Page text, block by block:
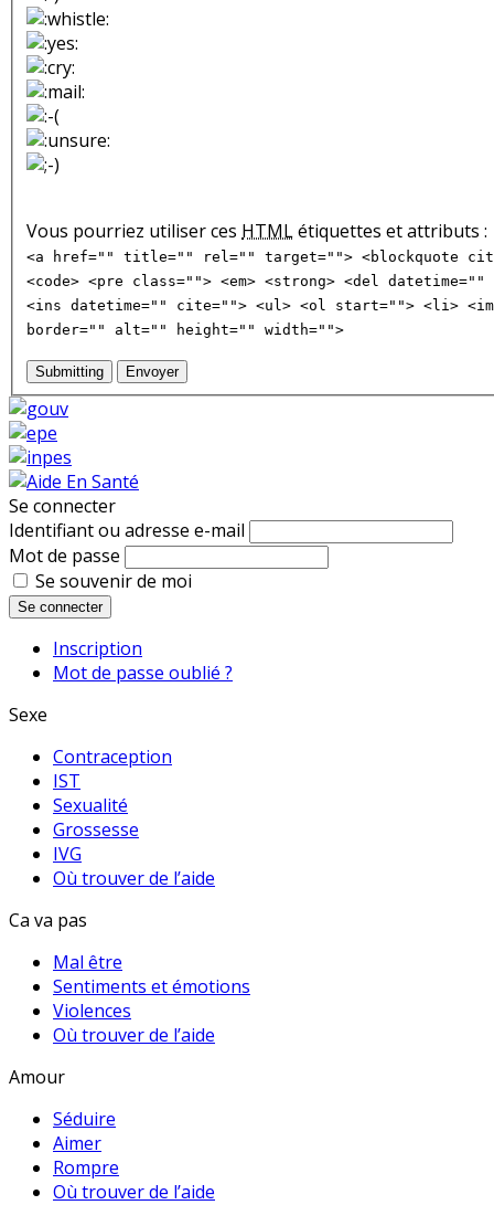
Vous pourriez utiliser ces HTMLétiquettes et attributs :
<a href="" title="" rel="" target=""> <blockquote
<code> <pre class=""> <em> <strong> <del
<ins datetime="" cite=""> <ul> <ol start=""> <li>
border="" alt="" height="" width="">
Submitting Envoyer
Se connecter
Identifiant ou adresse e-mail
Mot de passe
Se souvenir de moi
Se connecter
Inscription
Mot de passe oublié ?
Sexe
Contraception
IST
Sexualité
Grossesse
IVG
Où trouver de l’aide
Ca va pas
Mal être
Sentiments et émotions
Violences
Où trouver de l’aide
Amour
Séduire
Aimer
Rompre
Où trouver de l’aide